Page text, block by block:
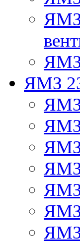
ЯМЗ
ЯМЗ
ЯМЗ
ЯМЗ
ЯМЗ
ЯМЗ
ЯМЗ
ЯМЗ
ЯМЗ
ЯМЗ